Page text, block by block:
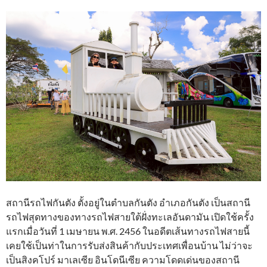
สถานีรถไฟกันตัง ตั้งอยู่ในตำบลกันตัง อำเภอกันตัง เป็นสถานี
รถไฟสุดทางของทางรถไฟสายใต้ฝั่งทะเลอันดามัน เปิดใช้ครั้ง
แรกเมื่อวันที่ 1 เมษายน พ.ศ. 2456 ในอดีตเส้นทางรถไฟสายนี้
เคยใช้เป็นท่าในการรับส่งสินค้ากับประเทศเพื่อนบ้าน ไม่ว่าจะ
เป็นสิงคโปร์ มาเลเซีย อินโดนีเซีย ความโดดเด่นของสถานี